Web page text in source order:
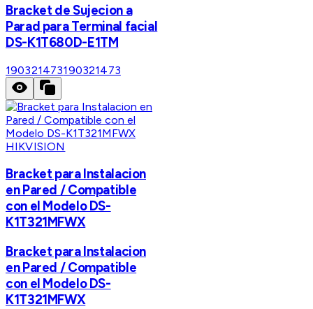
Bracket de Sujecion a
Parad para Terminal facial
DS-K1T680D-E1TM
190321473190321473
HIKVISION
Bracket para Instalacion
en Pared / Compatible
con el Modelo DS-
K1T321MFWX
Bracket para Instalacion
en Pared / Compatible
con el Modelo DS-
K1T321MFWX